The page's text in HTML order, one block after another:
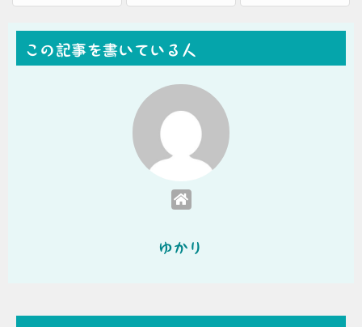
この記事を書いている人
ゆかり